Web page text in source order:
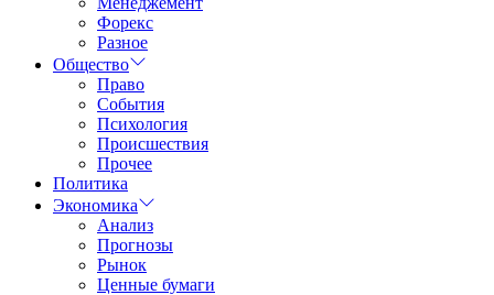
Форекс
Разное
Общество
Право
События
Психология
Происшествия
Прочее
Политика
Экономика
Анализ
Прогнозы
Рынок
Ценные бумаги